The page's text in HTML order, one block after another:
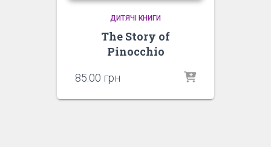
ДИТЯЧІ КНИГИ
The Story of
Pinocchio
85.00 грн